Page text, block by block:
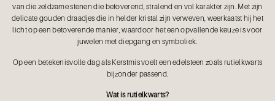
van die zeldzame stenen die betoverend, stralend en vol karakter zijn. Met zijn
delicate gouden draadjes die in helder kristal zijn verweven, weerkaatst hij het
licht op een betoverende manier, waardoor het een opvallende keuze is voor
juwelen met diepgang en symboliek.
Op een betekenisvolle dag als Kerstmis voelt een edelsteen zoals rutielkwarts
bijzonder passend.
Wat is rutielkwarts?